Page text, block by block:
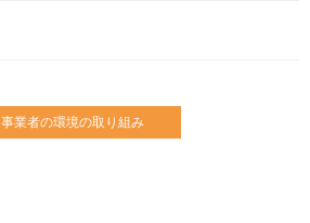
事業者の環境の取り組み